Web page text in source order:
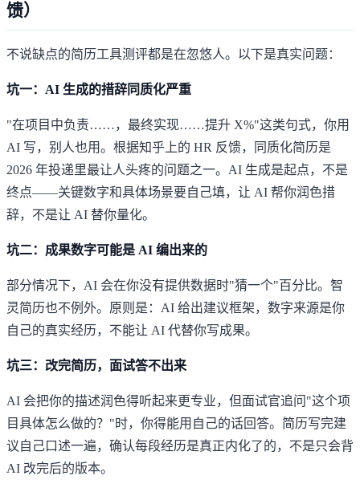
馈）
不说缺点的简历工具测评都是在忽悠人。以下是真实问题：
坑一：AI 生成的措辞同质化严重
"在项目中负责……，最终实现……提升 X%"这类句式，你用
AI 写，别人也用。根据知乎上的 HR 反馈，同质化简历是
2026 年投递里最让人头疼的问题之一。AI 生成是起点，不是
终点——关键数字和具体场景要自己填，让 AI 帮你润色措
辞，不是让 AI 替你量化。
坑二：成果数字可能是 AI 编出来的
部分情况下，AI 会在你没有提供数据时"猜一个"百分比。智
灵简历也不例外。原则是：AI 给出建议框架，数字来源是你
自己的真实经历，不能让 AI 代替你写成果。
坑三：改完简历，面试答不出来
AI 会把你的描述润色得听起来更专业，但面试官追问"这个项
目具体怎么做的？"时，你得能用自己的话回答。简历写完建
议自己口述一遍，确认每段经历是真正内化了的，不是只会背
AI 改完后的版本。